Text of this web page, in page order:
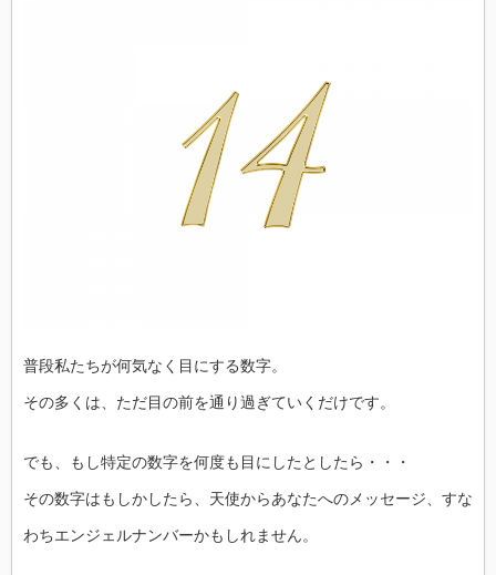
普段私たちが何気なく目にする数字。
その多くは、ただ目の前を通り過ぎていくだけです。
でも、もし特定の数字を何度も目にしたとしたら・・・
その数字はもしかしたら、天使からあなたへのメッセージ、すな
わちエンジェルナンバーかもしれません。